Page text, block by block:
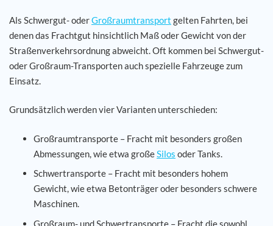
Unternehmen
Karriere
Referenzen
News
Kontakt
Als Schwergut- oderGroßraumtransport gelten Fahrten, bei
denen das Frachtgut hinsichtlich Maß oder Gewicht von der
Straßenverkehrsordnung abweicht. Oft kommen bei Schwergut-
oder Großraum-Transporten auch spezielle Fahrzeuge zum
Einsatz.
Grundsätzlich werden vier Varianten unterschieden:
Großraumtransporte – Fracht mit besonders großen
Abmessungen, wie etwa großeSilos oder Tanks.
Schwertransporte – Fracht mit besonders hohem
Gewicht, wie etwa Betonträger oder besonders schwere
Maschinen.
Großraum- und Schwertransporte – Fracht die sowohl